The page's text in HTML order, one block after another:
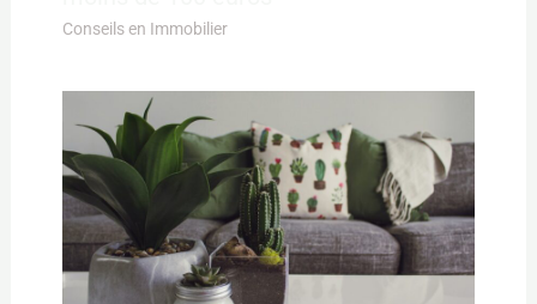
Conseils en Immobilier